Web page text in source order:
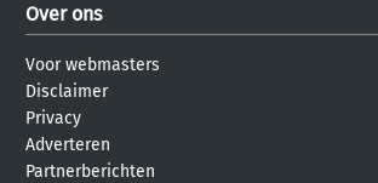
Over ons
Voor webmasters
Disclaimer
Privacy
Adverteren
Partnerberichten